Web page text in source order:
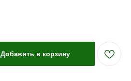
Добавить в корзину